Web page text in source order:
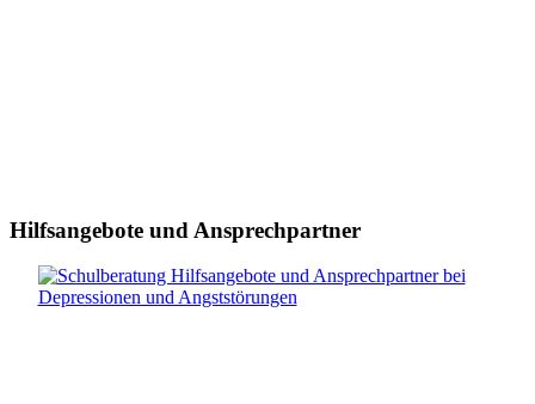
Hilfsangebote und Ansprechpartner